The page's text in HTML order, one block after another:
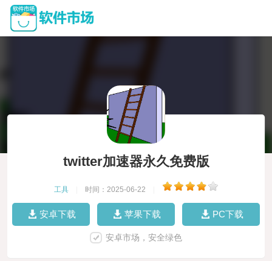
twitter加速器永久免费版
工具 时间：2025-06-22
安卓下载 苹果下载 PC下载
安卓市场，安全绿色